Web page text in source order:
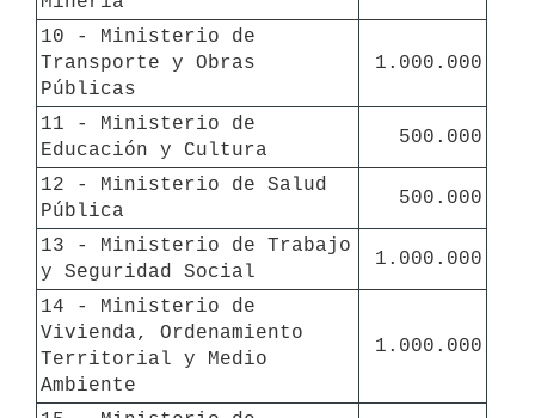
10 - Ministerio de
Transporte y Obras
Públicas
1.000.000
11 - Ministerio de
Educación y Cultura
  500.000
12 - Ministerio de Salud
Pública
  500.000
13 - Ministerio de Trabajo
y Seguridad Social
1.000.000
14 - Ministerio de
Vivienda, Ordenamiento
Territorial y Medio
Ambiente
1.000.000